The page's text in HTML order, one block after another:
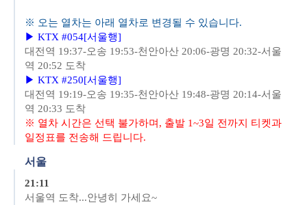
※ 오는 열차는 아래 열차로 변경될 수 있습니다.
▶ KTX #054[서울행]
대전역 19:37-오송 19:53-천안아산 20:06-광명 20:32-서울
역 20:52 도착
▶ KTX #250[서울행]
대전역 19:19-오송 19:35-천안아산 19:48-광명 20:14-서울
역 20:33 도착
※ 열차 시간은 선택 불가하며, 출발 1~3일 전까지 티켓과
일정표를 전송해 드립니다.
서울
21:11
서울역 도착...안녕히 가세요~